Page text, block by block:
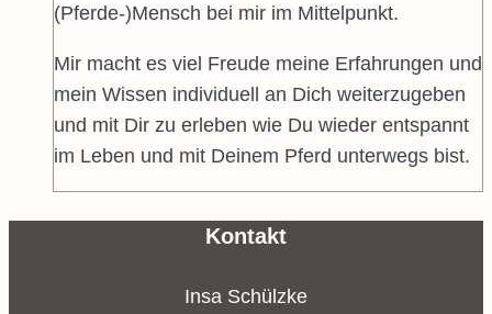
(Pferde-)Mensch bei mir im Mittelpunkt.
Mir macht es viel Freude meine Erfahrungen und
mein Wissen individuell an Dich weiterzugeben
und mit Dir zu erleben wie Du wieder entspannt
im Leben und mit Deinem Pferd unterwegs bist.
Kontakt
Insa Schülzke